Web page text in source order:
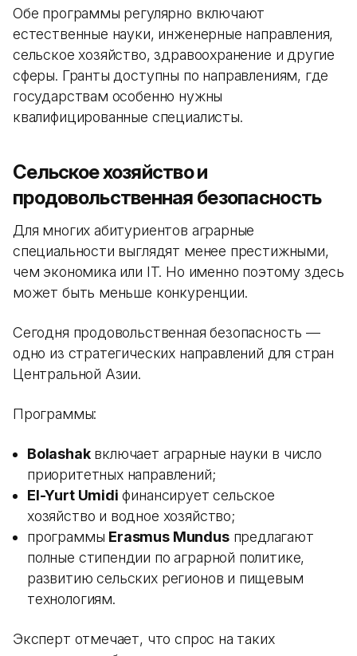
Обе программы регулярно включают
естественные науки, инженерные направления,
сельское хозяйство, здравоохранение и другие
сферы. Гранты доступны по направлениям, где
государствам особенно нужны
квалифицированные специалисты.
Сельское хозяйство и
продовольственная безопасность
Для многих абитуриентов аграрные
специальности выглядят менее престижными,
чем экономика или IT. Но именно поэтому здесь
может быть меньше конкуренции.
Сегодня продовольственная безопасность —
одно из стратегических направлений для стран
Центральной Азии.
Программы:
Bolashakвключает аграрные науки в число
приоритетных направлений;
El-Yurt Umidi финансирует сельское
хозяйство и водное хозяйство;
программы Erasmus Mundusпредлагают
полные стипендии по аграрной политике,
развитию сельских регионов и пищевым
технологиям.
Эксперт отмечает, что спрос на таких